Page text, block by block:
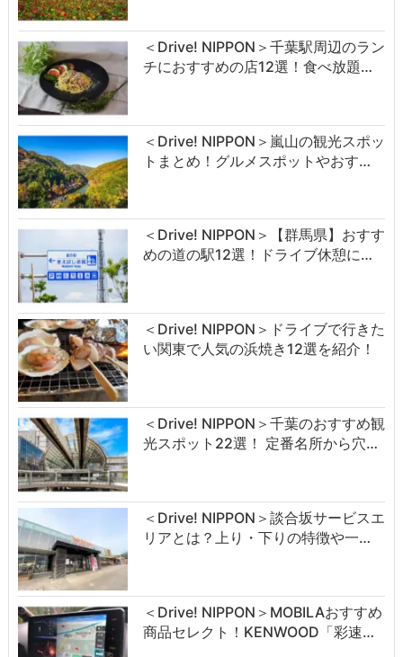
＜Drive! NIPPON＞千葉駅周辺のラン
チにおすすめの店12選！食べ放題…
＜Drive! NIPPON＞嵐山の観光スポッ
トまとめ！グルメスポットやおす…
＜Drive! NIPPON＞【群馬県】おすす
めの道の駅12選！ドライブ休憩に…
＜Drive! NIPPON＞ドライブで行きた
い関東で人気の浜焼き12選を紹介！
＜Drive! NIPPON＞千葉のおすすめ観
光スポット22選！ 定番名所から穴…
＜Drive! NIPPON＞談合坂サービスエ
リアとは？上り・下りの特徴や一…
＜Drive! NIPPON＞MOBILAおすすめ
商品セレクト！KENWOOD「彩速…